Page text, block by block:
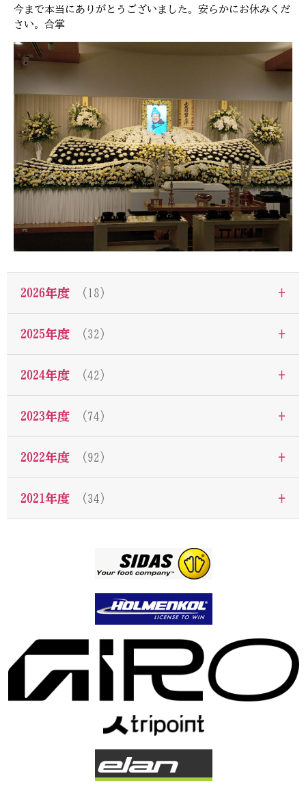
今まで本当にありがとうございました。安らかにお休みくだ
さい。合掌
2026年度 （18） +
2025年度 （32） +
2024年度 （42） +
2023年度 （74） +
2022年度 （92） +
2021年度 （34） +